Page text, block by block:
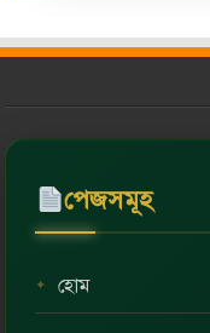
পেজসমূহ
হোম